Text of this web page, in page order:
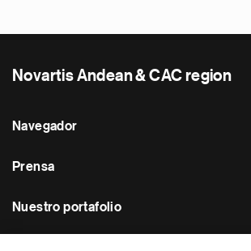
Novartis Andean & CAC region
Navegador
Prensa
Nuestro portafolio